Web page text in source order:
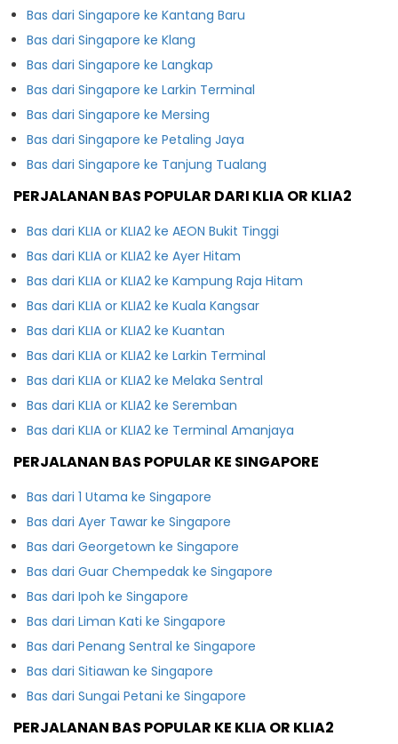
Bas dari Singapore ke Kantang Baru
Bas dari Singapore ke Klang
Bas dari Singapore ke Langkap
Bas dari Singapore ke Larkin Terminal
Bas dari Singapore ke Mersing
Bas dari Singapore ke Petaling Jaya
Bas dari Singapore ke Tanjung Tualang
PERJALANAN BAS POPULAR DARI KLIA OR KLIA2
Bas dari KLIA or KLIA2 ke AEON Bukit Tinggi
Bas dari KLIA or KLIA2 ke Ayer Hitam
Bas dari KLIA or KLIA2 ke Kampung Raja Hitam
Bas dari KLIA or KLIA2 ke Kuala Kangsar
Bas dari KLIA or KLIA2 ke Kuantan
Bas dari KLIA or KLIA2 ke Larkin Terminal
Bas dari KLIA or KLIA2 ke Melaka Sentral
Bas dari KLIA or KLIA2 ke Seremban
Bas dari KLIA or KLIA2 ke Terminal Amanjaya
PERJALANAN BAS POPULAR KE SINGAPORE
Bas dari 1 Utama ke Singapore
Bas dari Ayer Tawar ke Singapore
Bas dari Georgetown ke Singapore
Bas dari Guar Chempedak ke Singapore
Bas dari Ipoh ke Singapore
Bas dari Liman Kati ke Singapore
Bas dari Penang Sentral ke Singapore
Bas dari Sitiawan ke Singapore
Bas dari Sungai Petani ke Singapore
PERJALANAN BAS POPULAR KE KLIA OR KLIA2